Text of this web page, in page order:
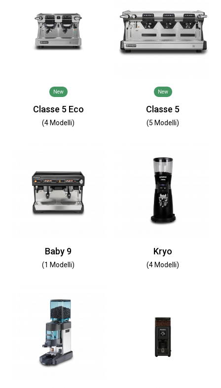
New
Classe 5 Eco
(4 Modelli)
New
Classe 5
(5 Modelli)
Baby 9
(1 Modelli)
Kryo
(4 Modelli)